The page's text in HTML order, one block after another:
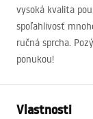
vysoká kvalita
spoľahlivosť
ručná sprcha.
ponukou!
Vlastnosti